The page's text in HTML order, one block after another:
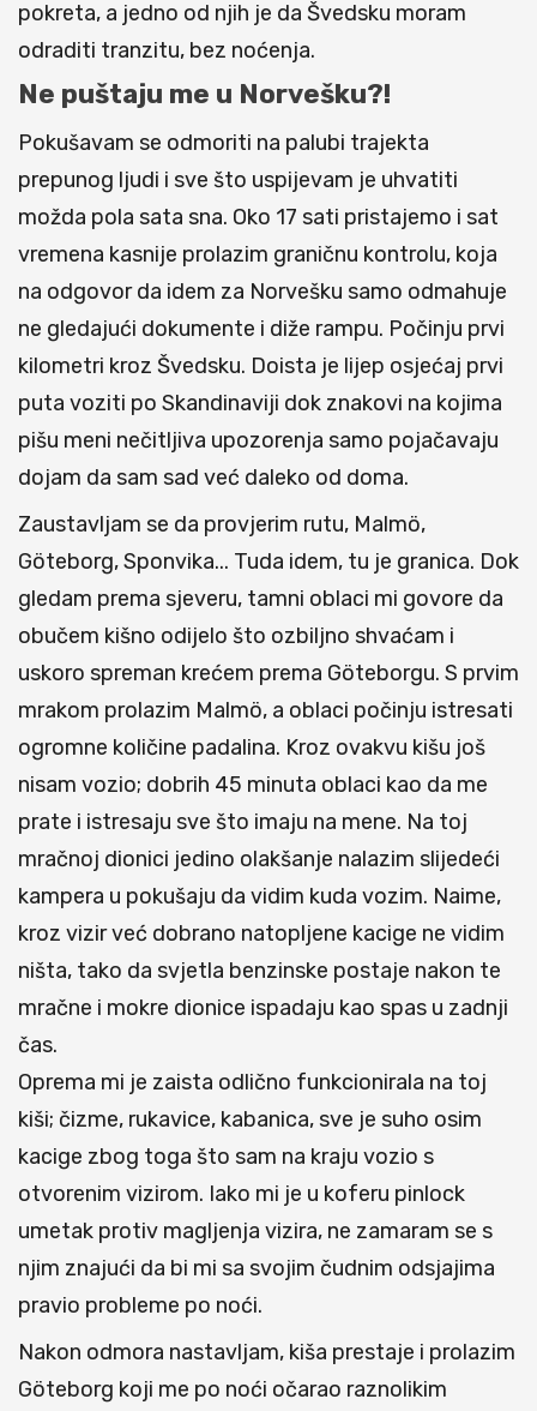
pokreta, a jedno od njih je da Švedsku moram
odraditi tranzitu, bez noćenja.
Ne puštaju me u Norvešku?!
Pokušavam se odmoriti na palubi trajekta
prepunog ljudi i sve što uspijevam je uhvatiti
možda pola sata sna. Oko 17 sati pristajemo i sat
vremena kasnije prolazim graničnu kontrolu, koja
na odgovor da idem za Norvešku samo odmahuje
ne gledajući dokumente i diže rampu. Počinju prvi
kilometri kroz Švedsku. Doista je lijep osjećaj prvi
puta voziti po Skandinaviji dok znakovi na kojima
pišu meni nečitljiva upozorenja samo pojačavaju
dojam da sam sad već daleko od doma.
Zaustavljam se da provjerim rutu, Malmö,
Göteborg, Sponvika... Tuda idem, tu je granica. Dok
gledam prema sjeveru, tamni oblaci mi govore da
obučem kišno odijelo što ozbiljno shvaćam i
uskoro spreman krećem prema Göteborgu. S prvim
mrakom prolazim Malmö, a oblaci počinju istresati
ogromne količine padalina. Kroz ovakvu kišu još
nisam vozio; dobrih 45 minuta oblaci kao da me
prate i istresaju sve što imaju na mene. Na toj
mračnoj dionici jedino olakšanje nalazim slijedeći
kampera u pokušaju da vidim kuda vozim. Naime,
kroz vizir već dobrano natopljene kacige ne vidim
ništa, tako da svjetla benzinske postaje nakon te
mračne i mokre dionice ispadaju kao spas u zadnji
čas.
Oprema mi je zaista odlično funkcionirala na toj
kiši; čizme, rukavice, kabanica, sve je suho osim
kacige zbog toga što sam na kraju vozio s
otvorenim vizirom. Iako mi je u koferu pinlock
umetak protiv magljenja vizira, ne zamaram se s
njim znajući da bi mi sa svojim čudnim odsjajima
pravio probleme po noći.
Nakon odmora nastavljam, kiša prestaje i prolazim
Göteborg koji me po noći očarao raznolikim